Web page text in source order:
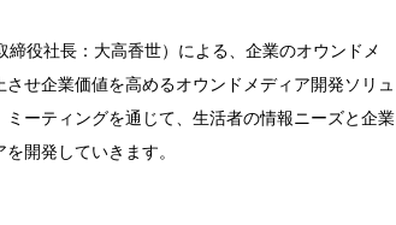
役社長：大高香世）による、企業のオウンドメ
せ企業価値を高めるオウンドメディア開発ソリュ
ーティングを通じて、生活者の情報ニーズと企業
開発していきます。